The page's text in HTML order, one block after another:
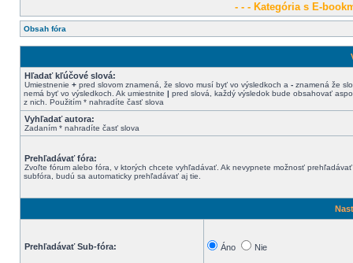
- - - Kategória s E-
Obsah fóra
Hľadať kľúčové slová:
Umiestnenie + pred slovom znamená, že slovo musí byť vo výsledkoch a - znamená že
nemá byť vo výsledkoch. Ak umiestnite | pred slová, každý výsledok bude obsahovať
z nich. Použitím * nahradíte časť slova
Vyhľadať autora:
Zadaním * nahradíte časť slova
Prehľadávať fóra:
Zvoľte fórum alebo fóra, v ktorých chcete vyhľadávať. Ak nevypnete možnosť prehľadávať
subfóra, budú sa automaticky prehľadávať aj tie.
Prehľadávať Sub-fóra: Áno Nie